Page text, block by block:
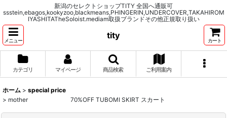
新潟のセレクトショップTITY 全国へ通販可
ssstein,ebagos,kookyzoo,blackmeans,PHINGERIN,UNDERCOVER,TAKAHIROM
IYASHITATheSoloist.mediam取扱ブランドその他正規取り扱い
メニュー
tity
カート
カテゴリ マイページ 商品検索 ご利用案内
ホーム > special price
> mother 70%OFF TUBOMI SKIRT スカート